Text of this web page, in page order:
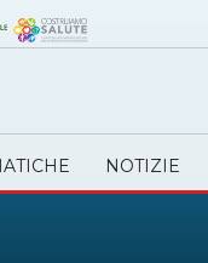
NOTIZIE